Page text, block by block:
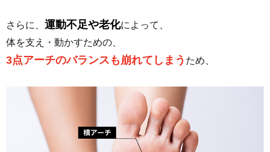
さらに、 運動不足や老化によって、
体を支え・動かすための、
3点アーチのバランスも崩れてしまう ため、